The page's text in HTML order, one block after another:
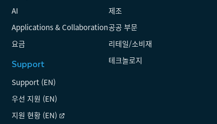
AI
Applications & Collaboration
요금
Support
Support (EN)
우선 지원 (EN)
지원 현황 (EN)
제조
공공 부문
리테일/소비재
테크놀로지